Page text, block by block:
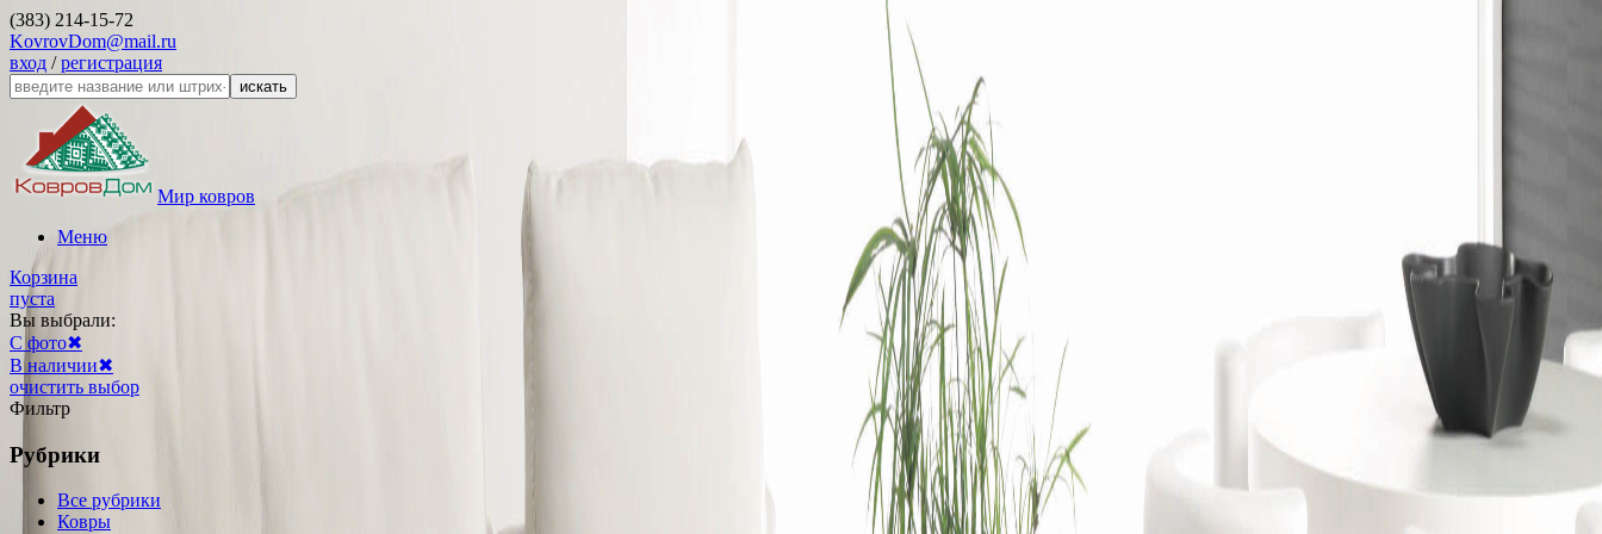
(383) 214-15-72
KovrovDom@mail.ru
вход /регистрация
искать
Мир ковров
Меню
Корзина
пуста
Вы выбрали:
С фото✖
В наличии✖
очистить выбор
Фильтр
Рубрики
Все рубрики
Ковры